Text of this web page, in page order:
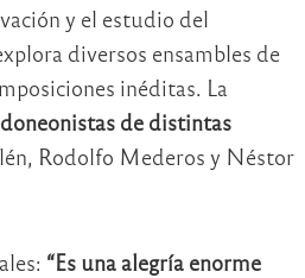
y el estudio del
diversos ensambles de
inéditas. La
de distintas
Rodolfo Mederos y Néstor
“Es una alegría enorme